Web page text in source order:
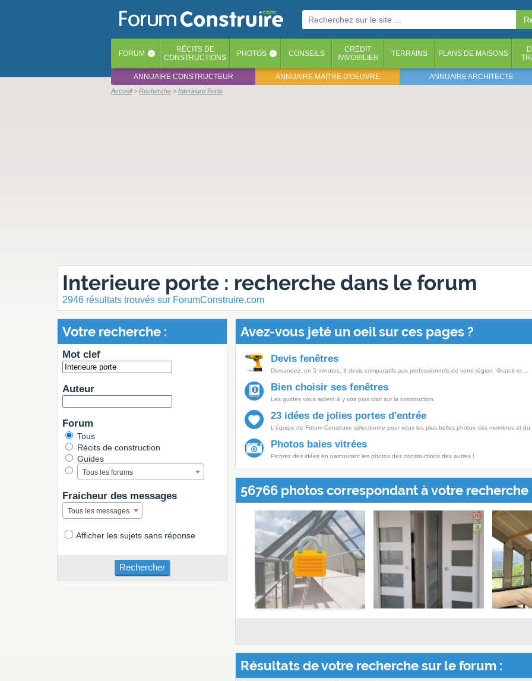
FORUM ‹ RÉCITS DE
CONSTRUCTIONS
PHOTOS ‹ CONSEILS
CRÉDIT
IMMOBILIER
TERRAINS PLANS DE MAISONS
ANNUAIRE CONSTRUCTEUR ANNUAIRE MAITRE D'OEUVRE ANNUAIRE ARCHITECTE
Accueil Recherche Interieure Porte
Interieure porte : recherche dans le forum
2946 résultats trouvés sur ForumConstruire.com
Votre recherche :
Mot clef
Auteur
Forum
Tous
Récits de construction
Guides
Tous les forums
Fraicheur des messages
Tous les messages
Afficher les sujets sans réponse
Avez-vous jeté un oeil sur ces pages ?
Devis fenêtres
Demandez, en 5 minutes, 3 devis comparatifs aux professionnels de votre région. Gratuit et ...
Bien choisir ses fenêtres
Les guides vous aident à y voir plus clair sur la construction.
23 idées de jolies portes d'entrée
L'équipe de Forum Construire sélectionne pour vous les plus belles photos des membres et du
Photos baies vitrées
Picorez des idées en parcourant les photos des constructions des autres !
56766 photos correspondant à votre recherche
52
3
Résultats de votre recherche sur le forum :